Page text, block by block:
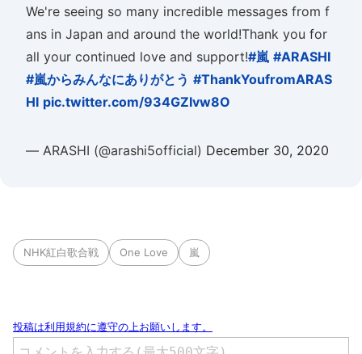
We're seeing so many incredible messages from f
ans in Japan and around the world!Thank you for
all your continued love and support!#嵐 #ARASHI
#嵐からみんなにありがとう #ThankYoufromARAS
HI pic.twitter.com/934GZIvw8O
— ARASHI (@arashi5official) December 30, 2020
NHK紅白歌合戦 One Love 嵐